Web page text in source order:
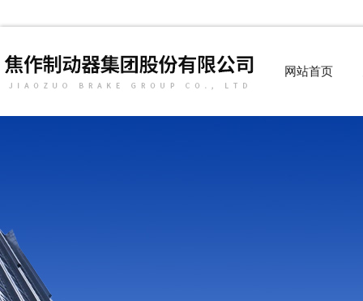
网站首页